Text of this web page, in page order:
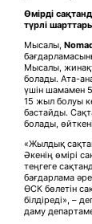
Өмірді
түрлі
Мысалы,
Мысалы,
болады. Ата-
үшін шамамен
15 жыл болуы
бастайды.
болады,
«Жылдық
Әкенің өмірі
теңгеге
бағдарлама
ӨСК бөлетін
білдіреді», –
даму